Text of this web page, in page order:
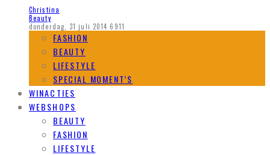
Christina
Beauty
donderdag, 31 juli 2014 6911
FASHION
BEAUTY
LIFESTYLE
SPECIAL MOMENT’S
WINACTIES
WEBSHOPS
BEAUTY
FASHION
LIFESTYLE